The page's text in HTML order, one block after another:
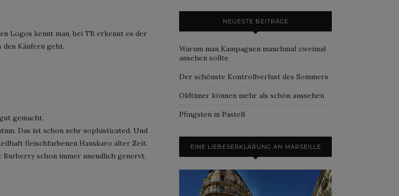
Logos kennt man, bei TB erkennt es der
den Käufern geht.
gemacht.
Das ist schon sehr sophisticated. Und
fleischfarbenen Hauskaro alter Zeit.
Burberry schon immer unendlich genervt.
NEUESTE BEITRÄGE
Warum man Kampagnen manchmal zweimal
ansehen sollte
Der schönste Kontrollverlust des Sommers
Oldtimer können mehr als schön aussehen
Pfingsten in Pastell
EINE LIEBESERKLÄRUNG AN MARSEILLE